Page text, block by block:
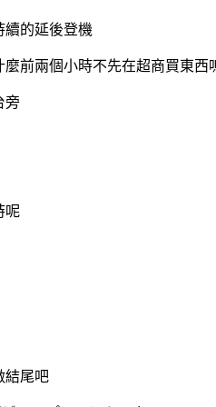
續的延後登機
前兩個小時不先在超商買東西
旁
呢
結尾吧